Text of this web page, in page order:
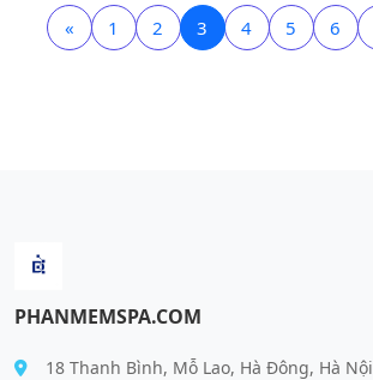
« 1 2 3 4 5 6
PHANMEMSPA.COM
18 Thanh Bình, Mỗ Lao, Hà Đông, Hà Nội